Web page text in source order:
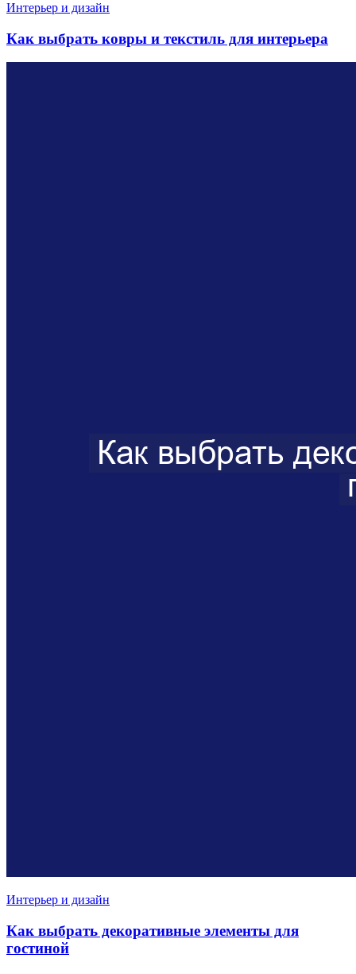
Интерьер и дизайн
Как выбрать ковры и текстиль для интерьера
Интерьер и дизайн
Как выбрать декоративные элементы для
гостиной